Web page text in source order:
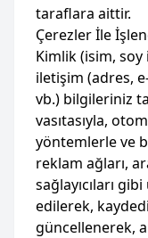
taraflara aittir.
Çerezler İle
Kimlik (isim,
iletişim (adres,
vb.) bilgileriniz
vasıtasıyla,
yöntemlerle ve
reklam ağları,
sağlayıcıları
edilerek,
güncellenerek,